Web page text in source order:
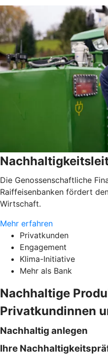
Die Genossenschaftliche
Raiffeisenbanken fördert
Wirtschaft.
Mehr erfahren
Privatkunden
Engagement
Klima-Initiative
Mehr als Bank
Nachhaltige
Privatkundinnen
Nachhaltig anlegen
Ihre